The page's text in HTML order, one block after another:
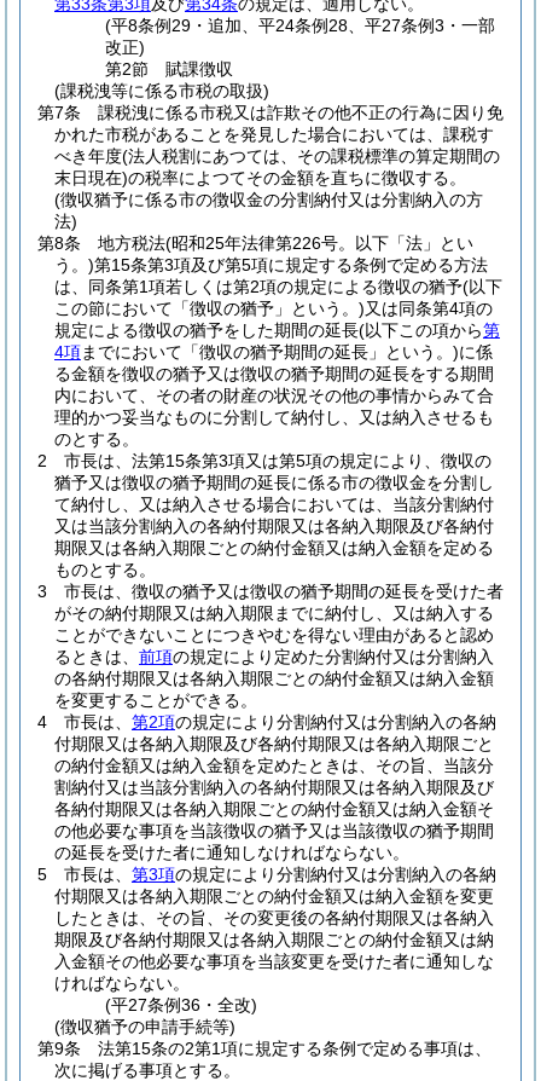
(平8条例29・追加、平24条例28、平27条例3・一部
改正)
第2節
賦課徴収
(課税洩等に係る市税の取扱)
第7条
課税洩に係る市税又は詐欺その他不正の行為に因り免
かれた市税があることを発見した場合においては、課税す
べき年度(法人税割にあつては、その課税標準の算定期間の
末日現在)の税率によつてその金額を直ちに徴収する。
(徴収猶予に係る市の徴収金の分割納付又は分割納入の方
法)
第8条
地方税法(昭和25年法律第226号。以下「法」とい
う。)第15条第3項及び第5項に規定する条例で定める方法
は、同条第1項若しくは第2項の規定による徴収の猶予(以下
この節において「徴収の猶予」という。)又は同条第4項の
規定による徴収の猶予をした期間の延長(以下この項から第
4項までにおいて「徴収の猶予期間の延長」という。)に係
る金額を徴収の猶予又は徴収の猶予期間の延長をする期間
内において、その者の財産の状況その他の事情からみて合
理的かつ妥当なものに分割して納付し、又は納入させるも
のとする。
2
市長は、法第15条第3項又は第5項の規定により、徴収の
猶予又は徴収の猶予期間の延長に係る市の徴収金を分割し
て納付し、又は納入させる場合においては、当該分割納付
又は当該分割納入の各納付期限又は各納入期限及び各納付
期限又は各納入期限ごとの納付金額又は納入金額を定める
ものとする。
3
市長は、徴収の猶予又は徴収の猶予期間の延長を受けた者
がその納付期限又は納入期限までに納付し、又は納入する
ことができないことにつきやむを得ない理由があると認め
るときは、 前項の規定により定めた分割納付又は分割納入
の各納付期限又は各納入期限ごとの納付金額又は納入金額
を変更することができる。
4
市長は、 第2項の規定により分割納付又は分割納入の各納
付期限又は各納入期限及び各納付期限又は各納入期限ごと
の納付金額又は納入金額を定めたときは、その旨、当該分
割納付又は当該分割納入の各納付期限又は各納入期限及び
各納付期限又は各納入期限ごとの納付金額又は納入金額そ
の他必要な事項を当該徴収の猶予又は当該徴収の猶予期間
の延長を受けた者に通知しなければならない。
5
市長は、 第3項の規定により分割納付又は分割納入の各納
付期限又は各納入期限ごとの納付金額又は納入金額を変更
したときは、その旨、その変更後の各納付期限又は各納入
期限及び各納付期限又は各納入期限ごとの納付金額又は納
入金額その他必要な事項を当該変更を受けた者に通知しな
ければならない。
(平27条例36・全改)
(徴収猶予の申請手続等)
第9条
法第15条の2第1項に規定する条例で定める事項は、
次に掲げる事項とする。